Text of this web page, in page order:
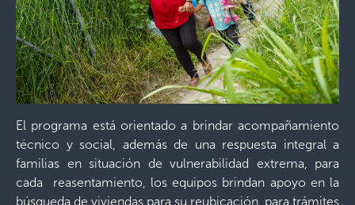
El programa está orientado a brindar acompañamiento
técnico y social, además de una respuesta integral a
familias en situación de vulnerabilidad extrema, para
cada reasentamiento, los equipos brindan apoyo en la
búsqueda de viviendas para su reubicación, para trámites